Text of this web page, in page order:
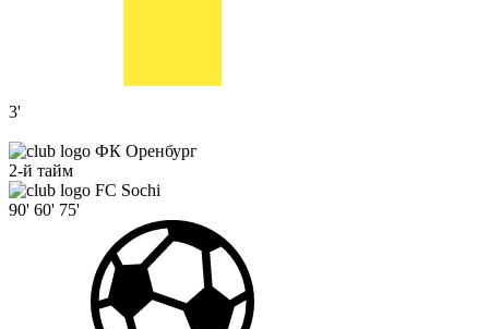
3'
ФК Оренбург
2-й тайм
FC Sochi
90' 60' 75'